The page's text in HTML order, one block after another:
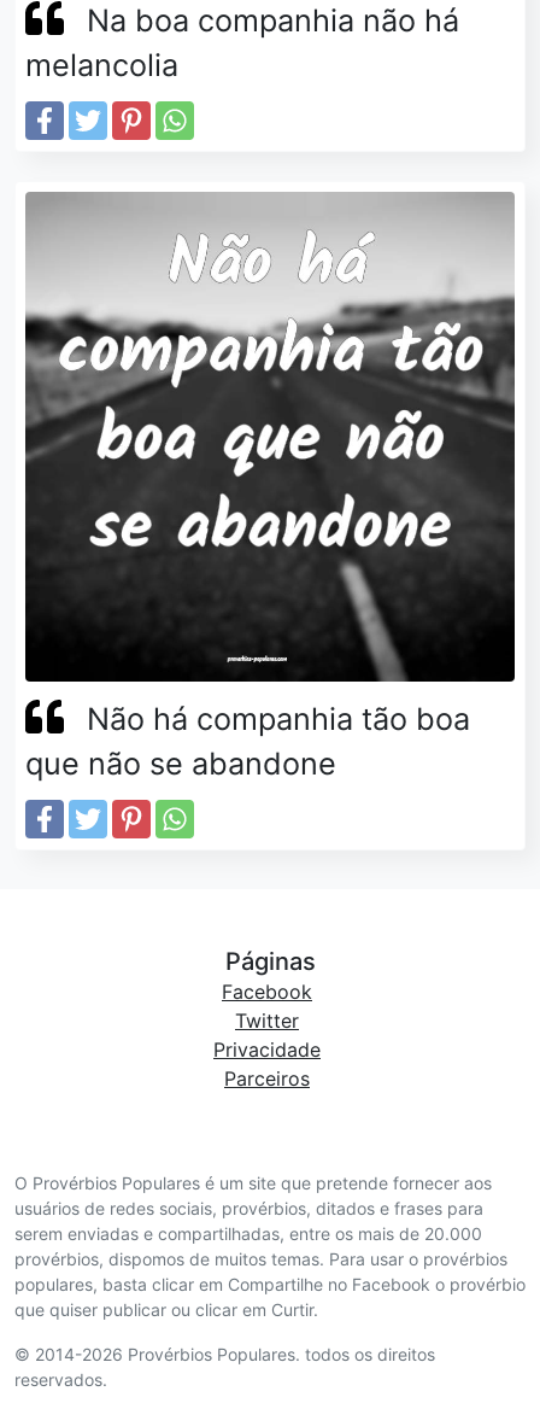
Na boa companhia não há
melancolia
Não há companhia tão boa
que não se abandone
O Provérbios Populares é um site que pretende fornecer aos
usuários de redes sociais, provérbios, ditados e frases para
serem enviadas e compartilhadas, entre os mais de 20.000
provérbios, dispomos de muitos temas. Para usar o provérbios
populares, basta clicar em Compartilhe no Facebook o provérbio
que quiser publicar ou clicar em Curtir.
© 2014-2026 Provérbios Populares. todos os direitos
reservados.
Páginas
Facebook
Twitter
Privacidade
Parceiros